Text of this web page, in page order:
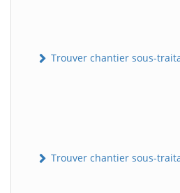
Trouver chantier sous-
Trouver chantier sous-